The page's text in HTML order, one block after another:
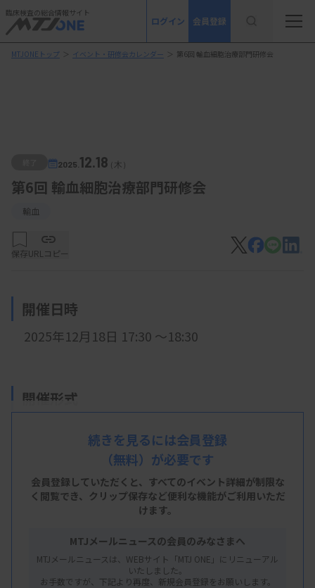
臨床検査の総合情報サイト
ログイン 会員登録
MTJONEトップ ＞ イベント・研修会カレンダー ＞ 第6回 輸血細胞治療部門研修会
2025. 12.18（木）
第6回 輸血細胞治療部門研修会
輸血
保存URLコピー
開催日時
2025年12月18日 17:30 ～18:30
開催形式
主 催
熊本県臨床検査技師会
概 要
続きを見るには会員登録
（無料）が必要です
会員登録していただくと、すべてのイベント詳細が制限な
く閲覧でき、 クリップ保存など便利な機能がご利用いただ
けます。
MTJメールニュースの会員のみなさまへ
MTJメールニュースは、WEBサイト「MTJ ONE」にリニューアル
いたしました。
お手数ですが、下記より再度、新規会員登録をお願いします。